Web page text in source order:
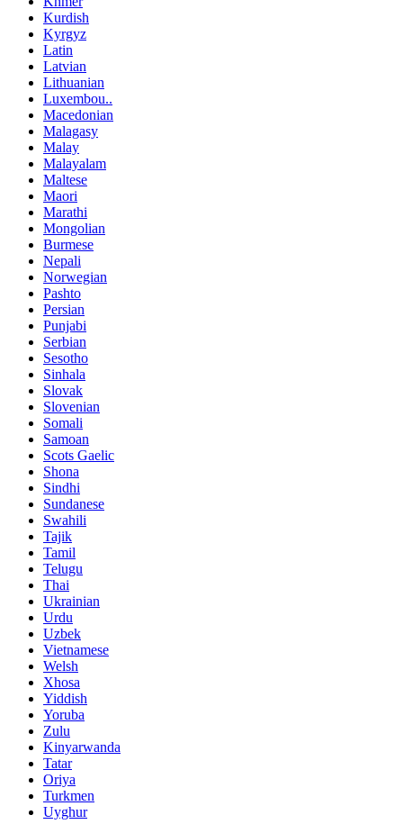
Kurdish
Kyrgyz
Latin
Latvian
Lithuanian
Luxembou..
Macedonian
Malagasy
Malay
Malayalam
Maltese
Maori
Marathi
Mongolian
Burmese
Nepali
Norwegian
Pashto
Persian
Punjabi
Serbian
Sesotho
Sinhala
Slovak
Slovenian
Somali
Samoan
Scots Gaelic
Shona
Sindhi
Sundanese
Swahili
Tajik
Tamil
Telugu
Thai
Ukrainian
Urdu
Uzbek
Vietnamese
Welsh
Xhosa
Yiddish
Yoruba
Zulu
Kinyarwanda
Tatar
Oriya
Turkmen
Uyghur